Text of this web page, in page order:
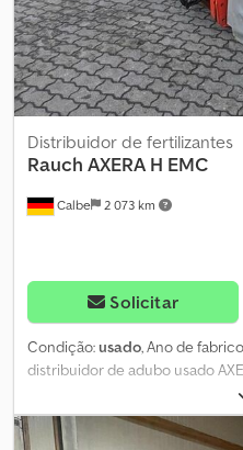
Calbe 2 073 km
Distribuidor de fertilizantes
Rauch AXERA H EMC
Solicitar
Condição:usado, Ano de
distribuidor de adubo usado
acionamento hidráulico Isobus
cobertura